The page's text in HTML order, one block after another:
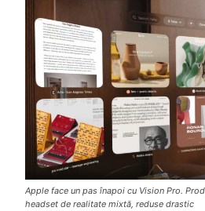
Apple face un pas înapoi cu Vision Pro.
headset de realitate mixtă, reduse drastic